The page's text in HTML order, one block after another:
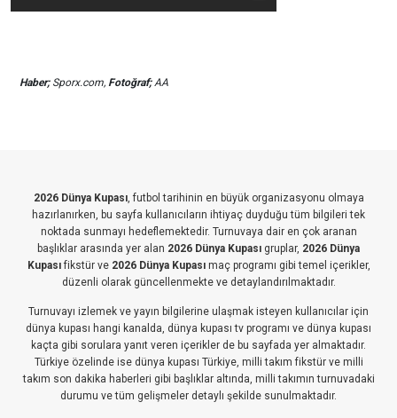
Haber;Sporx.com, Fotoğraf;AA
2026 Dünya Kupası, futbol tarihinin en büyük organizasyonu olmaya
hazırlanırken, bu sayfa kullanıcıların ihtiyaç duyduğu tüm bilgileri tek
noktada sunmayı hedeflemektedir. Turnuvaya dair en çok aranan
başlıklar arasında yer alan 2026 Dünya Kupası gruplar, 2026 Dünya
Kupasıfikstür ve 2026 Dünya Kupasımaç programı gibi temel içerikler,
düzenli olarak güncellenmekte ve detaylandırılmaktadır.
Turnuvayı izlemek ve yayın bilgilerine ulaşmak isteyen kullanıcılar için
dünya kupası hangi kanalda, dünya kupası tv programı ve dünya kupası
kaçta gibi sorulara yanıt veren içerikler de bu sayfada yer almaktadır.
Türkiye özelinde ise dünya kupası Türkiye, milli takım fikstür ve milli
takım son dakika haberleri gibi başlıklar altında, milli takımın turnuvadaki
durumu ve tüm gelişmeler detaylı şekilde sunulmaktadır.